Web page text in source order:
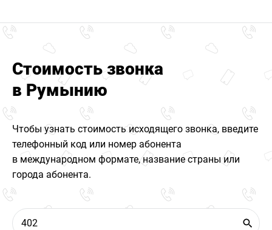
Стоимость звонка
в Румынию
Чтобы узнать стоимость исходящего звонка, введите
телефонный код или номер абонента
в международном формате, название страны или
города абонента.